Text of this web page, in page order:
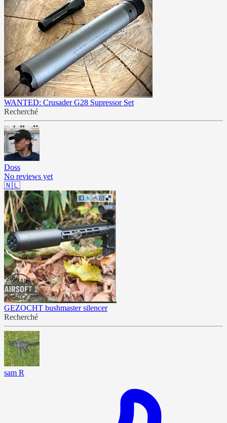
WANTED: Crusader G28 Supressor Set
Recherché
Doss
No reviews yet
🇳🇱
GEZOCHT bushmaster silencer
Recherché
sam R